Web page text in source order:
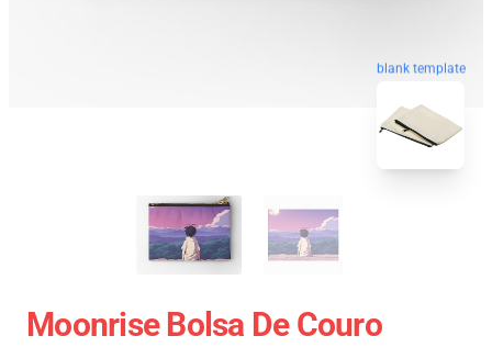
blank template
Moonrise Bolsa De Couro